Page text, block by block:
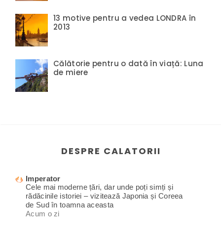
13 motive pentru a vedea LONDRA în
2013
Călătorie pentru o dată în viață: Luna
de miere
DESPRE CALATORII
Imperator
Cele mai moderne țări, dar unde poți simți și
rădăcinile istoriei – vizitează Japonia și Coreea
de Sud în toamna aceasta
Acum o zi